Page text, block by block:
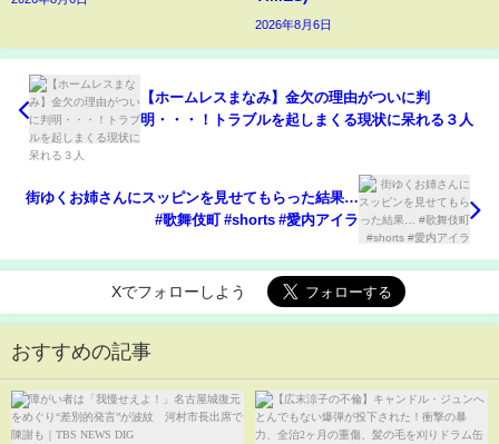
2026年8月6日
【ホームレスまなみ】金欠の理由がついに判
明・・・！トラブルを起しまくる現状に呆れる３人
街ゆくお姉さんにスッピンを見せてもらった結果…
#歌舞伎町 #shorts #愛内アイラ
Xでフォローしよう
おすすめの記事